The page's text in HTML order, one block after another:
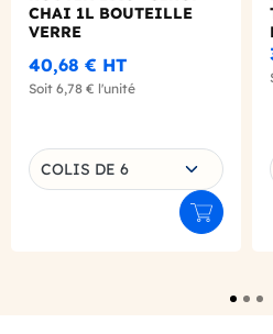
CHAI 1L BOUTEILLE
VERRE
40,68 € HT
Soit 6,78 € l'unité
Choisissez une déclinaison
COLIS DE 6
Ajouter